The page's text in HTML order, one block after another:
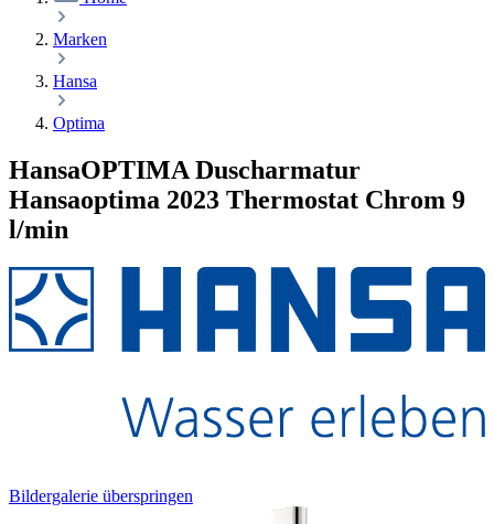
Marken
Hansa
Optima
HansaOPTIMA Duscharmatur
Hansaoptima 2023 Thermostat Chrom 9
l/min
Bildergalerie überspringen